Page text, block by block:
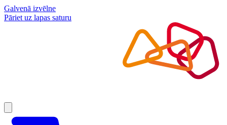
Galvenā izvēlne
Pāriet uz lapas saturu